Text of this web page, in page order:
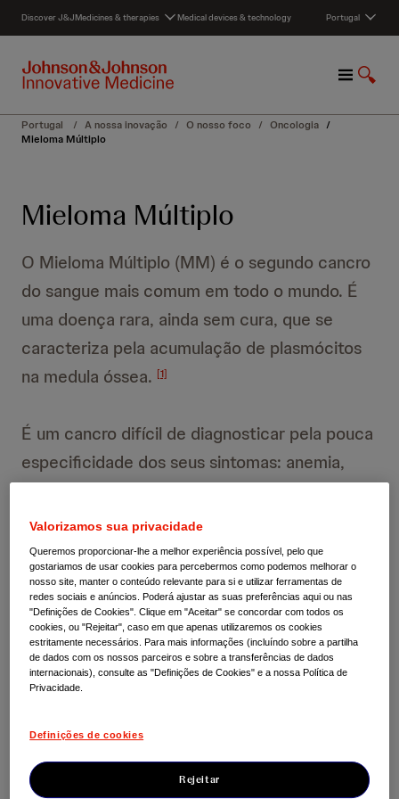
c
Discover J&JMedicines & therapies Medical devices & technology Portugal
M
n
S
o
Portugal / A nossa inovação / O nosso foco / Oncologia /
Mieloma Múltiplo
Mieloma Múltiplo
O Mieloma Múltiplo (MM) é o segundo cancro
do sangue mais comum em todo o mundo. É
uma doença rara, ainda sem cura, que se
caracteriza pela acumulação de plasmócitos
na medula óssea. [1]
É um cancro difícil de diagnosticar pela pouca
especificidade dos seus sintomas: anemia,
hipercalcemia (cálcio elevado), destruição
óssea e insuficiência renal.
Valorizamos sua privacidade
Queremos proporcionar-lhe a melhor experiência possível, pelo que
gostariamos de usar cookies para percebermos como podemos melhorar o
nosso site, manter o conteúdo relevante para si e utilizar ferramentas de
redes sociais e anúncios. Poderá ajustar as suas preferências aqui ou nas
"Definições de Cookies". Clique em "Aceitar" se concordar com todos os
cookies, ou "Rejeitar", caso em que apenas utilizaremos os cookies
estritamente necessários. Para mais informações (incluíndo sobre a partilha
de dados com os nossos parceiros e sobre a transferências de dados
internacionais), consulte as "Definições de Cookies" e a nossa Política de
Privacidade.
Definições de cookies
Rejeitar